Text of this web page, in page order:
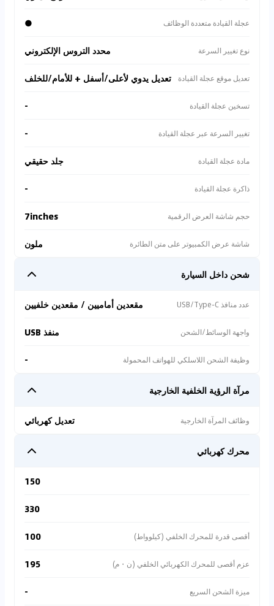
عجلة القيادة متعددة الوظائف ●
نوع تغيير السرعة محدد التروس الإلكتروني
تعديل موقع عجلة القيادة تعديل يدوي لأعلى/أسفل + للأمام/للخلف
تسخين عجلة القيادة -
تغيير السرعة عبر عجلة القيادة -
مادة عجلة القيادة جلد حقيقي
ذاكرة عجلة القيادة -
حجم شاشة العرض الرقمية 7inches
شاشة عرض الكمبيوتر على متن الطائرة ملون
شحن داخل السيارة
عدد منافذ USB/Type-C مقعدين أماميين / مقعدين خلفيين
واجهة الوسائط/الشحن منفذ USB
وظيفة الشحن اللاسلكي للهواتف المحمولة -
مرآة الرؤية الخلفية الخارجية
وظائف المرآة الخارجية تعديل كهربائي
محرك كهربائي
150
330
أقصى قدرة للمحرك الخلفي (كيلوواط) 100
عزم أقصى للمحرك الكهربائي الخلفي (ن・م) 195
ميزة الشحن السريع -